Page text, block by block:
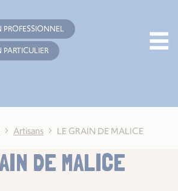
PROFESSIONNEL
PARTICULIER
Artisans LE GRAIN DE MALICE
DE MALICE